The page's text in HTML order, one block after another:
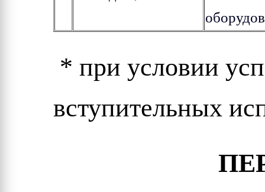
* при условии
вступительных